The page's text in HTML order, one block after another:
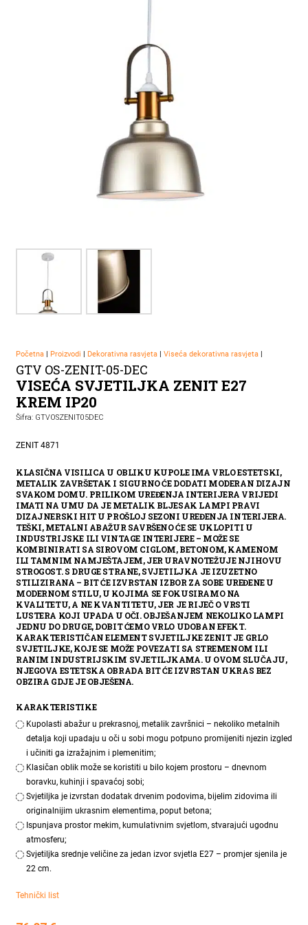
Početna| Proizvodi | Dekorativna rasvjeta| Viseća dekorativna rasvjeta|
GTV OS-ZENIT-05-DEC
VISEĆA SVJETILJKA ZENIT E27
KREM IP20
Šifra: GTVOSZENIT05DEC
ZENIT 4871
KLASIČNA VISILICA U OBLIKU KUPOLE IMA VRLO ESTETSKI,
METALIK ZAVRŠETAK I SIGURNO ĆE DODATI MODERAN DIZAJN
SVAKOM DOMU. PRILIKOM UREĐENJA INTERIJERA VRIJEDI
IMATI NA UMU DA JE METALIK BLJESAK LAMPI PRAVI
DIZAJNERSKI HIT U PROŠLOJ SEZONI UREĐENJA INTERIJERA.
TEŠKI, METALNI ABAŽUR SAVRŠENO ĆE SE UKLOPITI U
INDUSTRIJSKE ILI VINTAGE INTERIJERE – MOŽE SE
KOMBINIRATI SA SIROVOM CIGLOM, BETONOM, KAMENOM
ILI TAMNIM NAMJEŠTAJEM, JER URAVNOTEŽUJE NJIHOVU
STROGOST. S DRUGE STRANE, SVJETILJKA JE IZUZETNO
STILIZIRANA – BIT ĆE IZVRSTAN IZBOR ZA SOBE UREĐENE U
MODERNOM STILU, U KOJIMA SE FOKUSIRAMO NA
KVALITETU, A NE KVANTITETU, JER JE RIJEČ O VRSTI
LUSTERA KOJI UPADA U OČI. OBJEŠANJEM NEKOLIKO LAMPI
JEDNU DO DRUGE, DOBIT ĆEMO VRLO UDOBAN EFEKT.
KARAKTERISTIČAN ELEMENT SVJETILJKE ZENIT JE GRLO
SVJETILJKE, KOJE SE MOŽE POVEZATI SA STREMENOM ILI
RANIM INDUSTRIJSKIM SVJETILJKAMA. U OVOM SLUČAJU,
NJEGOVA ESTETSKA OBRADA BIT ĆE IZVRSTAN UKRAS BEZ
OBZIRA GDJE JE OBJEŠENA.
KARAKTERISTIKE
Kupolasti abažur u prekrasnoj, metalik završnici – nekoliko metalnih
detalja koji upadaju u oči u sobi mogu potpuno promijeniti njezin izgled
i učiniti ga izražajnim i plemenitim;
Klasičan oblik može se koristiti u bilo kojem prostoru – dnevnom
boravku, kuhinji i spavaćoj sobi;
Svjetiljka je izvrstan dodatak drvenim podovima, bijelim zidovima ili
originalnijim ukrasnim elementima, poput betona;
Ispunjava prostor mekim, kumulativnim svjetlom, stvarajući ugodnu
atmosferu;
Svjetiljka srednje veličine za jedan izvor svjetla E27 – promjer sjenila je
22 cm.
Tehnički list